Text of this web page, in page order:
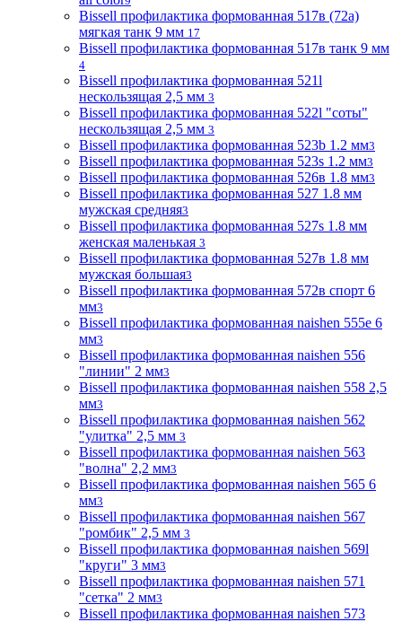
Bissell профилактика формованная 517в (72a)
мягкая танк 9 мм 17
Bissell профилактика формованная 517в танк 9 мм
4
Bissell профилактика формованная 521l
нескользящая 2,5 мм 3
Bissell профилактика формованная 522l "соты"
нескользящая 2,5 мм 3
Bissell профилактика формованная 523b 1.2 мм3
Bissell профилактика формованная 523s 1.2 мм3
Bissell профилактика формованная 526в 1.8 мм3
Bissell профилактика формованная 527 1.8 мм
мужская средняя3
Bissell профилактика формованная 527s 1.8 мм
женская маленькая 3
Bissell профилактика формованная 527в 1.8 мм
мужская большая3
Bissell профилактика формованная 572в спорт 6
мм3
Bissell профилактика формованная naishen 555е 6
мм3
Bissell профилактика формованная naishen 556
"линии" 2 мм3
Bissell профилактика формованная naishen 558 2,5
мм3
Bissell профилактика формованная naishen 562
"улитка" 2,5 мм 3
Bissell профилактика формованная naishen 563
"волна" 2,2 мм3
Bissell профилактика формованная naishen 565 6
мм3
Bissell профилактика формованная naishen 567
"ромбик" 2,5 мм 3
Bissell профилактика формованная naishen 569l
"круги" 3 мм3
Bissell профилактика формованная naishen 571
"сетка" 2 мм3
Bissell профилактика формованная naishen 573